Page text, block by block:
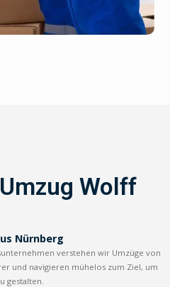
Wolff
Nürnberg
verstehen wir Umzüge von
und navigieren mühelos zum Ziel, um
gestalten.